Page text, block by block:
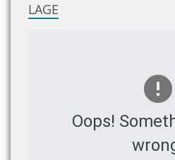
LAGE
Oops!